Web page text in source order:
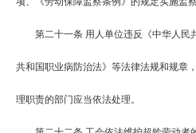
第二十一条 用人单位违反《中华人民
共和国职业病防治法》等法律法规和规章
理职责的部门应当依法处理。